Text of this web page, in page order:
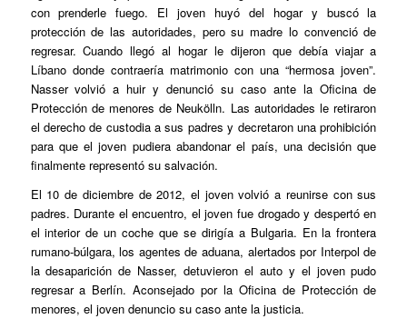
con prenderle fuego. El joven huyó del hogar y buscó la
protección de las autoridades, pero su madre lo convenció de
regresar. Cuando llegó al hogar le dijeron que debía viajar a
Líbano donde contraería matrimonio con una “hermosa joven”.
Nasser volvió a huir y denunció su caso ante la Oficina de
Protección de menores de Neukölln. Las autoridades le retiraron
el derecho de custodia a sus padres y decretaron una prohibición
para que el joven pudiera abandonar el país, una decisión que
finalmente representó su salvación.
El 10 de diciembre de 2012, el joven volvió a reunirse con sus
padres. Durante el encuentro, el joven fue drogado y despertó en
el interior de un coche que se dirigía a Bulgaria. En la frontera
rumano-búlgara, los agentes de aduana, alertados por Interpol de
la desaparición de Nasser, detuvieron el auto y el joven pudo
regresar a Berlín. Aconsejado por la Oficina de Protección de
menores, el joven denuncio su caso ante la justicia.